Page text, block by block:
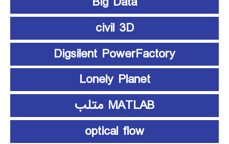
civil 3D
Digsilent PowerFactory
Lonely Planet
MATLAB متلب
optical flow